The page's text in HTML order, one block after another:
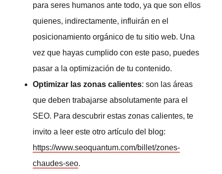
para seres humanos ante todo, ya que son ellos
quienes, indirectamente, influirán en el
posicionamiento orgánico de tu sitio web. Una
vez que hayas cumplido con este paso, puedes
pasar a la optimización de tu contenido.
Optimizar las zonas calientes: son las áreas
que deben trabajarse absolutamente para el
SEO. Para descubrir estas zonas calientes, te
invito a leer este otro artículo del blog:
https://www.seoquantum.com/billet/zones-
chaudes-seo.